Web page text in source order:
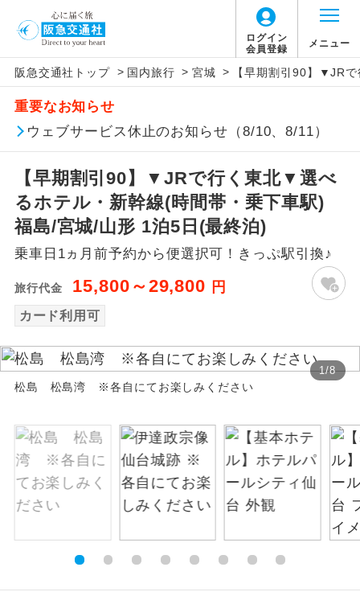
ログイン
会員登録
メニュー
阪急交通社トップ > 国内旅行 > 宮城 > 【早期割引90】▼JR
重要なお知らせ
ウェブサービス休止のお知らせ（8/10、8/11）
【早期割引90】▼JRで行く東北▼選べ
るホテル・新幹線(時間帯・乗下車駅)
福島/宮城/山形 1泊5日(最終泊)
乗車日1ヵ月前予約から便選択可！きっぷ駅引換♪
旅行代金 15,800～29,800 円
カード利用可
1/8
松島 松島湾 ※各自にてお楽しみください
アイコン 説明
添乗員同行
往路出発空港（駅）から復路到着空港
（駅）まで同行します。
現地添乗員同
行
現地到着空港（駅）から最終日出発空港
（駅）まで添乗員が同行します。
バスガイド乗
務
バスガイドが乗務し、車内での観光案内
があります。
新コース 初登場のコースです。
然遺産を訪ねるコースです。
絶景 絶景スポットに立ち寄るコースです。
温泉 温泉地にも宿泊するコースです。
露天風呂
ご宿泊ホテルに露天風呂が付いていま
す。
ご宿泊ホテルに大浴場が付いています。
事の心配はいりません。（機内食を除